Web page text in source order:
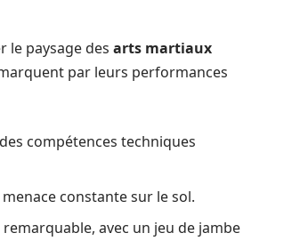
le paysage des arts martiaux
par leurs performances
compétences techniques
constante sur le sol.
avec un jeu de jambe